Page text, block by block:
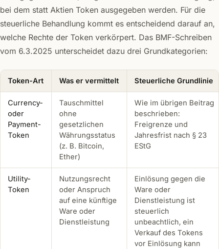
bei dem statt Aktien Token ausgegeben werden. Für die
steuerliche Behandlung kommt es entscheidend darauf an,
welche Rechte der Token verkörpert. Das BMF-Schreiben
vom 6.3.2025 unterscheidet dazu drei Grundkategorien:
Token-Art Was er vermittelt Steuerliche Grundlinie
Currency-
oder
Payment-
Token
Tauschmittel
ohne
gesetzlichen
Währungsstatus
(z. B. Bitcoin,
Ether)
Wie im übrigen Beitrag
beschrieben:
Freigrenze und
Jahresfrist nach § 23
EStG
Utility-
Token
Nutzungsrecht
oder Anspruch
auf eine künftige
Ware oder
Dienstleistung
Einlösung gegen die
Ware oder
Dienstleistung ist
steuerlich
unbeachtlich, ein
Verkauf des Tokens
vor Einlösung kann